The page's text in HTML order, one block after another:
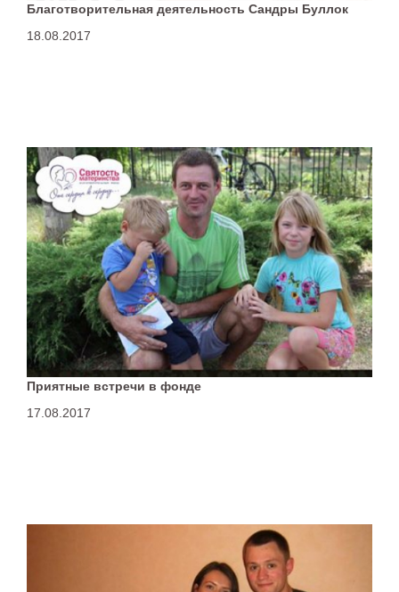
Благотворительная деятельность Сандры Буллок
18.08.2017
Приятные встречи в фонде
17.08.2017